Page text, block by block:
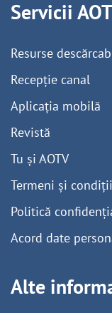
Servicii
Resurse
Recepție canal
Aplicația mobilă
Revistă
Tu și AOTV
Termeni și condiții
Politică
Acord date
Alte